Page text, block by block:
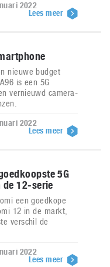
2022
Lees meer
nieuwe budget
is een 5G
vernieuwd camera-
2022
Lees meer
5G
de 12-serie
een goedkope
12 in de markt,
verschil de
2022
Lees meer